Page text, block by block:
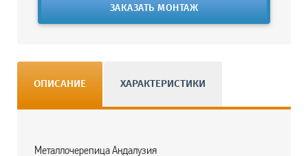
ЗАКАЗАТЬ МОНТАЖ
ОПИСАНИЕ ХАРАКТЕРИСТИКИ
Металлочерепица Андалузия